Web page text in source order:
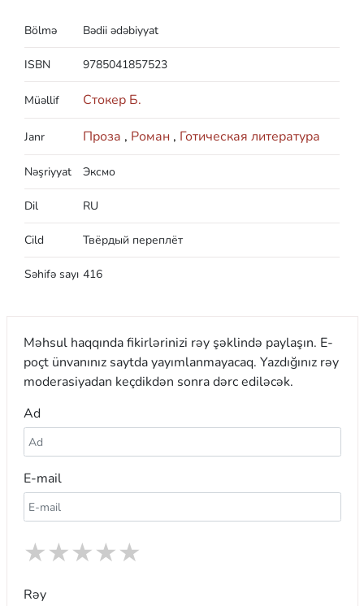
Bölmə Bədii ədəbiyyat
ISBN 9785041857523
Müəllif Стокер Б.
Janr Проза , Роман , Готическая литература
Nəşriyyat Эксмо
Dil RU
Cild Твёрдый переплёт
Səhifə sayı 416
Məhsul haqqında fikirlərinizi rəy şəklində paylaşın. E-
poçt ünvanınız saytda yayımlanmayacaq. Yazdığınız rəy
moderasiyadan keçdikdən sonra dərc ediləcək.
Ad
E-mail
★
★
★
★
★
Rəy